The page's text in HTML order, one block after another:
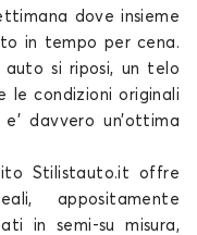
MARVEL R
MG3
dove insieme
in tempo per cena.
si riposi, un telo
le condizioni originali
davvero un’ottima
Stilistauto.it offre
appositamente
in semi-su misura,